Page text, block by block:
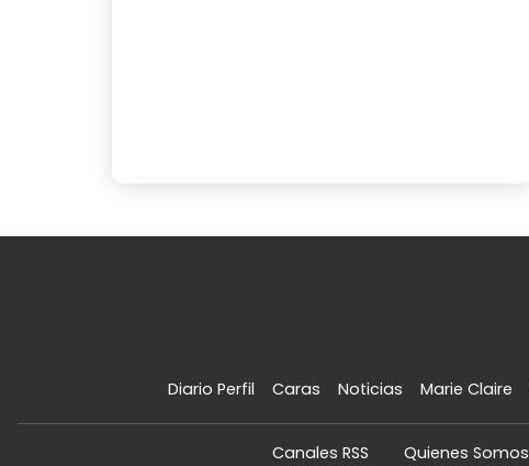
Diario Perfil Caras Noticias Marie Claire
Canales RSS Quienes Somos